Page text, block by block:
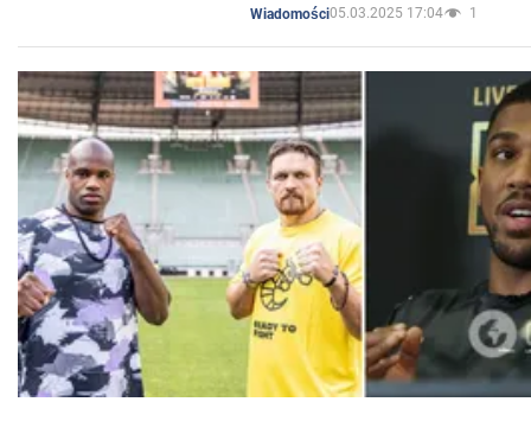
Wiadomości05.03.2025 17:04 1